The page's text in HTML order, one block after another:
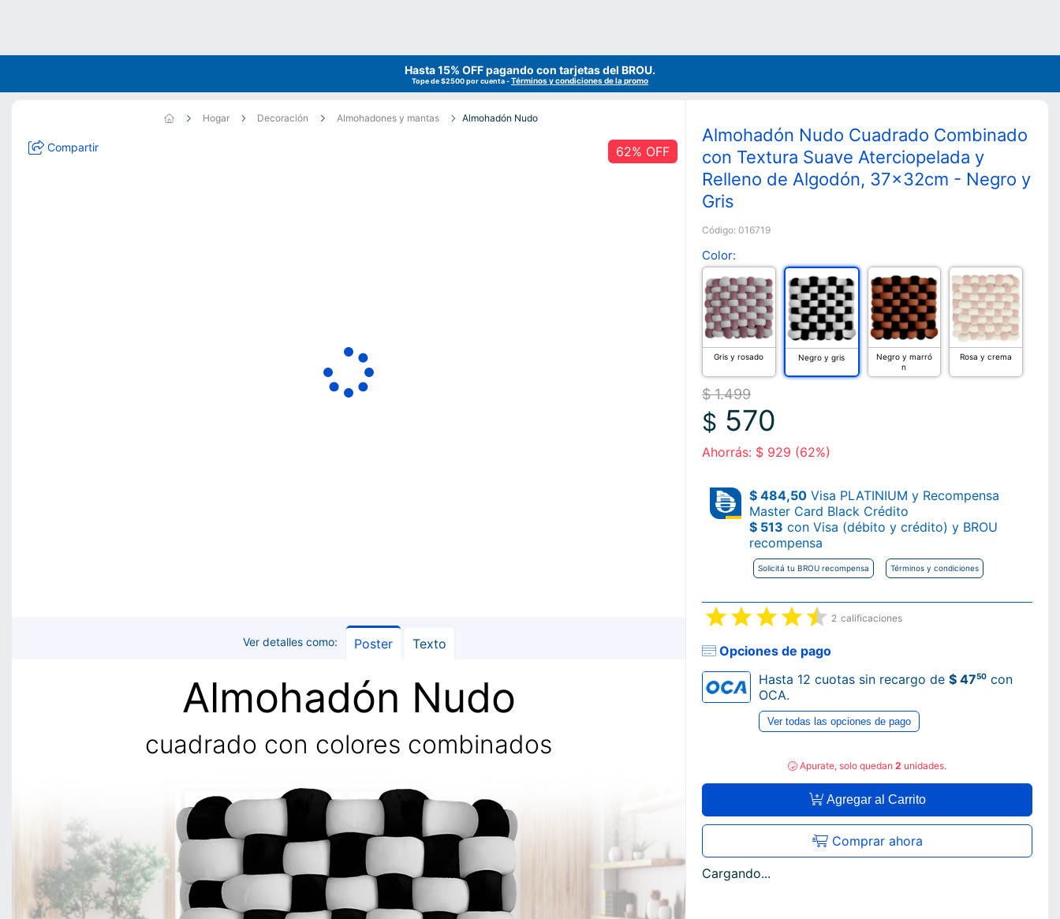
Hasta 15% OFF pagando con tarjetas del BROU.
Tope de $2500 por cuenta -Términos y condiciones de la promo
Hogar Decoración Almohadones y mantas Almohadón Nudo
Compartir 62% OFF
Ver detalles como: Poster Texto
Almohadón Nudo
cuadrado con colores combinados
Almohadón Nudo Cuadrado Combinado
con Textura Suave Aterciopelada y
Relleno de Algodón, 37x32cm - Negro y
Gris
Código:016719
Color:
Gris y rosado Negro y gris
Negro y marró
n
Rosa y crema
$ 1.499
$ 570
Ahorrás: $ 929 (62%)
$ 484,50 Visa PLATINIUM y Recompensa
Master Card Black Crédito
$ 513 con Visa (débito y crédito) y BROU
recompensa
Solicitá tu BROU recompensa Términos y condiciones
2 calificaciones
Opciones de pago
Hasta 12 cuotas sin recargo de$ 4750 con
OCA.
Ver todas las opciones de pago
Apurate, solo quedan2 unidades.
Agregar al Carrito
Comprar ahora
Cargando...